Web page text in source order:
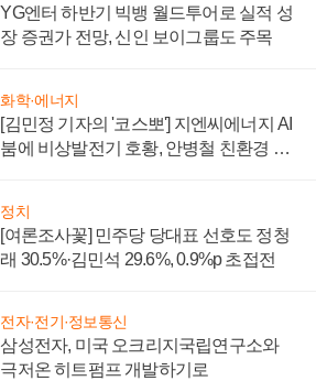
YG엔터 하반기 빅뱅 월드투어로 실적 성
장 증권가 전망, 신인 보이그룹도 주목
화학·에너지
[김민정 기자의 '코스뽀'] 지엔씨에너지 AI
붐에 비상발전기 호황, 안병철 친환경 에
정치
[여론조사꽃] 민주당 당대표 선호도 정청
래 30.5%·김민석 29.6%, 0.9%p 초접전
전자·전기·정보통신
삼성전자, 미국 오크리지국립연구소와
극저온 히트펌프 개발하기로